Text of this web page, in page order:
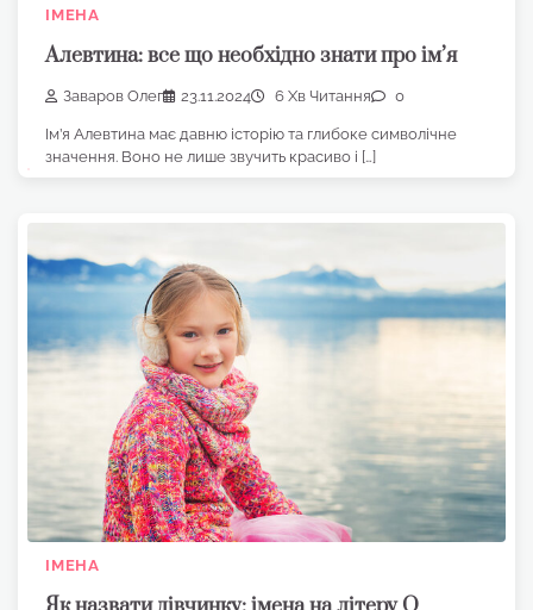
ІМЕНА
Алевтина: все що необхідно знати про ім’я
Заваров Олег 23.11.2024 6 Хв Читання 0
Ім’я Алевтина має давню історію та глибоке символічне
значення. Воно не лише звучить красиво і […]
ІМЕНА